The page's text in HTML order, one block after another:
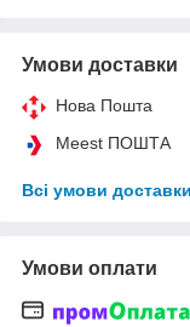
Умови доставки
Нова Пошта
Meest ПОШТА
Всі умови доставки
Умови оплати